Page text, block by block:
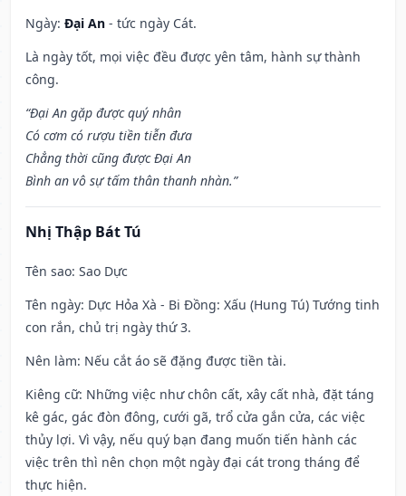
Ngày: Đại An - tức ngày Cát.
Là ngày tốt, mọi việc đều được yên tâm, hành sự thành
công.
“Đại An gặp được quý nhân
Có cơm có rượu tiền tiễn đưa
Chẳng thời cũng được Đại An
Bình an vô sự tấm thân thanh nhàn.”
Nhị Thập Bát Tú
Tên sao: Sao Dực
Tên ngày: Dực Hỏa Xà - Bi Đồng: Xấu (Hung Tú) Tướng tinh
con rắn, chủ trị ngày thứ 3.
Nên làm: Nếu cắt áo sẽ đặng được tiền tài.
Kiêng cữ: Những việc như chôn cất, xây cất nhà, đặt táng
kê gác, gác đòn đông, cưới gã, trổ cửa gắn cửa, các việc
thủy lợi. Vì vậy, nếu quý bạn đang muốn tiến hành các
việc trên thì nên chọn một ngày đại cát trong tháng để
thực hiện.